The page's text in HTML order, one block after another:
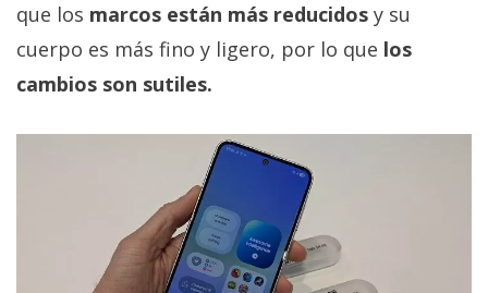
que los marcos están más reducidos y su
cuerpo es más fino y ligero, por lo que los
cambios son sutiles.